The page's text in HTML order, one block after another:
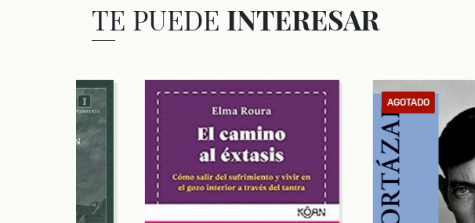
TE PUEDE INTERESAR